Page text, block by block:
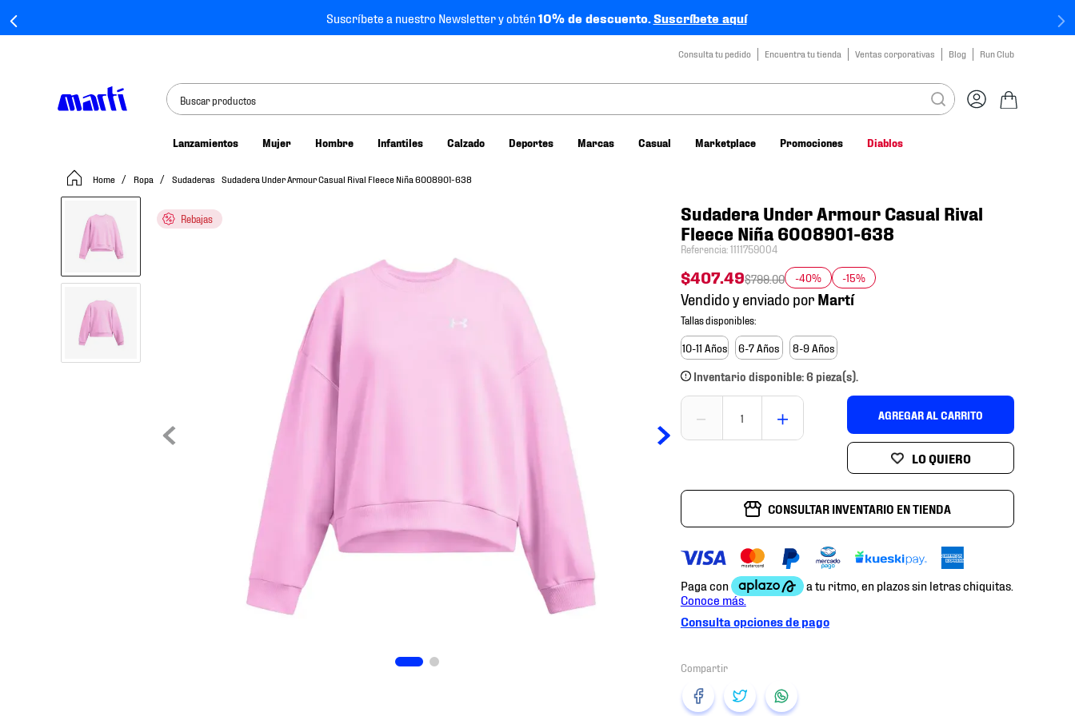
Suscríbete a nuestro Newsletter y obtén10% de descuento.Suscríbete aquí
Consulta tu pedido Encuentra tu tienda Ventas corporativas Blog Run Club
Buscar productos
Lanzamientos Mujer Hombre Infantiles Calzado Deportes Marcas Casual Marketplace Promociones Diablos
Ropa Sudaderas Sudadera Under Armour Casual Rival Fleece Niña 6008901-638
Rebajas
Sudadera Under Armour Casual Rival
Fleece Niña 6008901-638
Referencia:1111759004
$407.49$799.00 -40% -15%
Vendido y enviado por
10-11 Años 6-7 Años 8-9 Años
Inventario disponible: 6 pieza(s).
＋
－ AGREGAR AL CARRITO
CONSULTAR INVENTARIO EN TIENDA
Consulta opciones de pago
tenis mujer
tenis hombre